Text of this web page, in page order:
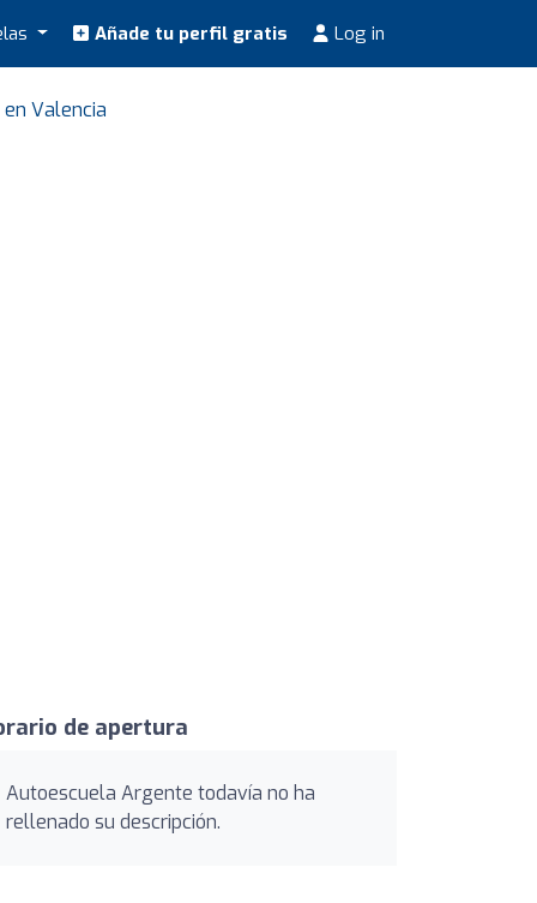
Añade tu perfil gratis Log in
Valencia
de apertura
Autoescuela Argente todavía no ha
rellenado su descripción.